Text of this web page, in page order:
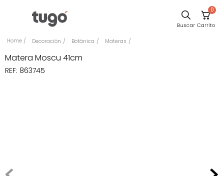
0
Decoración Botánica Materas
Matera Moscu 41cm
REF: 863745
Comedor
Escritorio